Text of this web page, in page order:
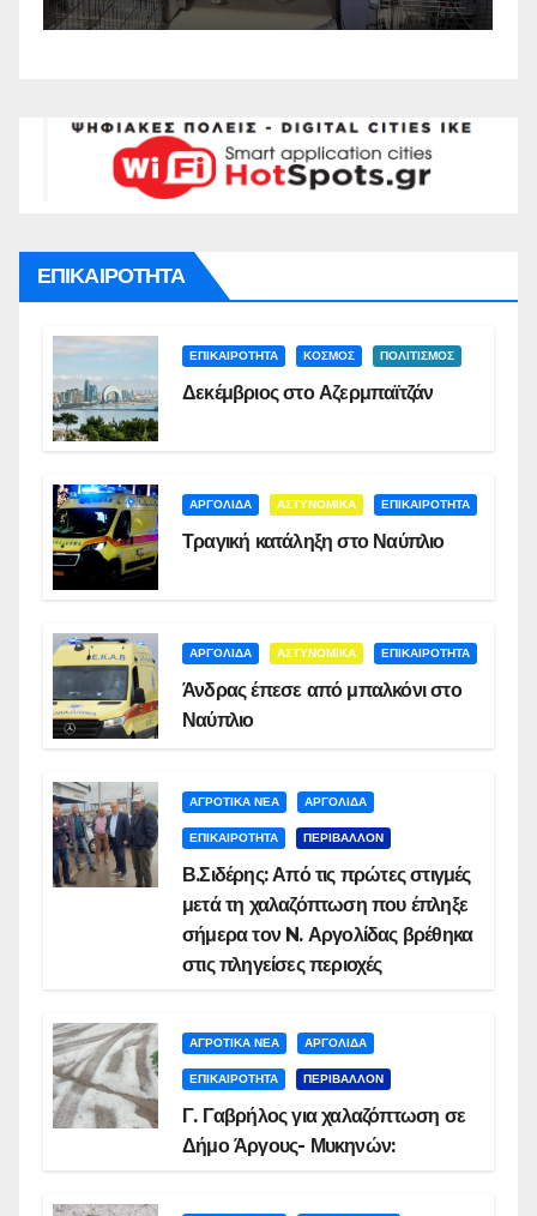
Συνάντησης Ναυπλίου
ΕΠΙΚΑΙΡΟΤΗΤΑ
ΕΠΙΚΑΙΡΟΤΗΤΑ ΚΟΣΜΟΣ ΠΟΛΙΤΙΣΜΟΣ
Δεκέμβριος στο Αζερμπαϊτζάν
ΑΡΓΟΛΙΔΑ ΑΣΤΥΝΟΜΙΚΑ ΕΠΙΚΑΙΡΟΤΗΤΑ
Τραγική κατάληξη στο Ναύπλιο
ΑΡΓΟΛΙΔΑ ΑΣΤΥΝΟΜΙΚΑ ΕΠΙΚΑΙΡΟΤΗΤΑ
Άνδρας έπεσε από μπαλκόνι στο
Ναύπλιο
ΑΓΡΟΤΙΚΑ ΝΕΑ ΑΡΓΟΛΙΔΑ
ΕΠΙΚΑΙΡΟΤΗΤΑ ΠΕΡΙΒΑΛΛΟΝ
Β.Σιδέρης: Από τις πρώτες στιγμές
μετά τη χαλαζόπτωση που έπληξε
σήμερα τον N. Αργολίδας βρέθηκα
στις πληγείσες περιοχές
ΑΓΡΟΤΙΚΑ ΝΕΑ ΑΡΓΟΛΙΔΑ
ΕΠΙΚΑΙΡΟΤΗΤΑ ΠΕΡΙΒΑΛΛΟΝ
Γ. Γαβρήλος για χαλαζόπτωση σε
Δήμο Άργους- Μυκηνών: